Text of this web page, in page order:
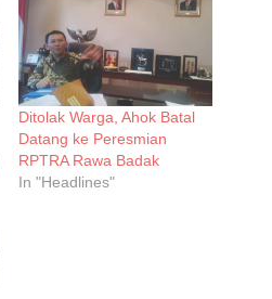
Ditolak Warga, Ahok Batal
Datang ke Peresmian
RPTRA Rawa Badak
In "Headlines"